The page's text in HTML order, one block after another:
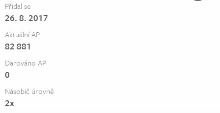
Přidal se
26. 8. 2017
Aktuální AP
82 881
Darováno AP
0
Násobič úrovně
2x